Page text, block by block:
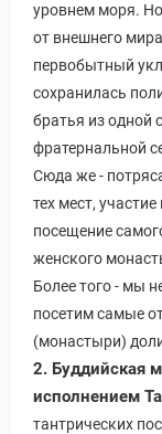
уровнем моря.
от внешнего
первобытный
сохранилась
братья из одной
фратернальной
Сюда же -
тех мест,
посещение
женского
Более того - мы
посетим самые
(монастыри)
2. Буддийская
исполнением
тантрических